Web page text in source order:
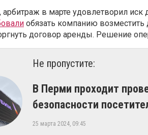
арбитраж в марте удовлетворил
обязать компанию
договор аренды. Решение
Не пропустите:
​В Перми проходит
безопасности
25 марта 2024, 09:45